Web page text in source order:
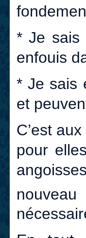
* Je sais
enfouis
* Je sais
et
C’est
pour